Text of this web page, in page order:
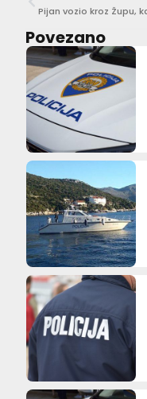
Povezano